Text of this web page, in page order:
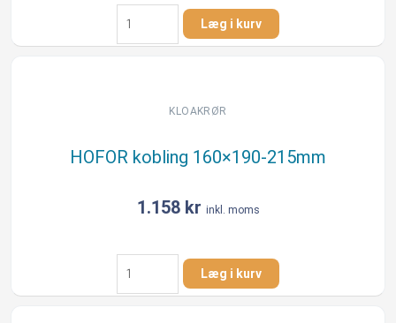
HOFOR
kobling
160x175-
Læg i kurv
KLOAKRØR
HOFOR kobling 160×190-215mm
1.158 kr inkl. moms
HOFOR
kobling
160x190-
Læg i kurv